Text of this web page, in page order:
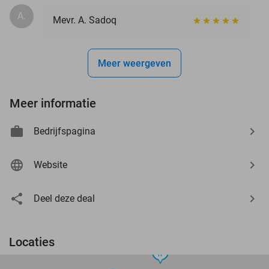
A. Mevr. A. Sadoq
Meer weergeven
Meer informatie
Bedrijfspagina
Website
Deel deze deal
Locaties